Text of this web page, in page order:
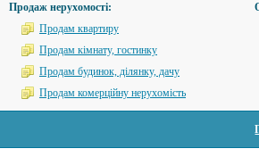
Продаж нерухомості:
Продам квартиру
Продам кімнату, гостинку
Продам будинок, ділянку, дачу
Продам комерційну нерухомість